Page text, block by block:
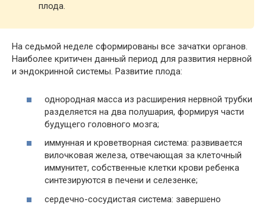
плода.
На седьмой неделе сформированы все зачатки органов.
Наиболее критичен данный период для развития нервной
и эндокринной системы. Развитие плода:
однородная масса из расширения нервной трубки
разделяется на два полушария, формируя части
будущего головного мозга;
иммунная и кроветворная система: развивается
вилочковая железа, отвечающая за клеточный
иммунитет, собственные клетки крови ребенка
синтезируются в печени и селезенке;
сердечно-сосудистая система: завершено